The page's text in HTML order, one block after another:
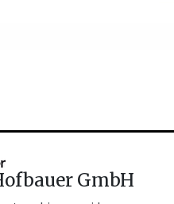
GmbH